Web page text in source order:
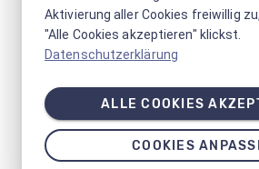
Aktivierung aller Cookies freiwillig
"Alle Cookies akzeptieren" klickst.
Datenschutzerklärung
ALLE COOKIES
COOKIES